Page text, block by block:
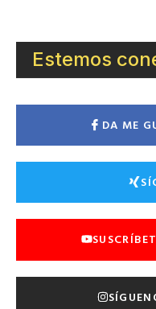
Estemos
DA ME